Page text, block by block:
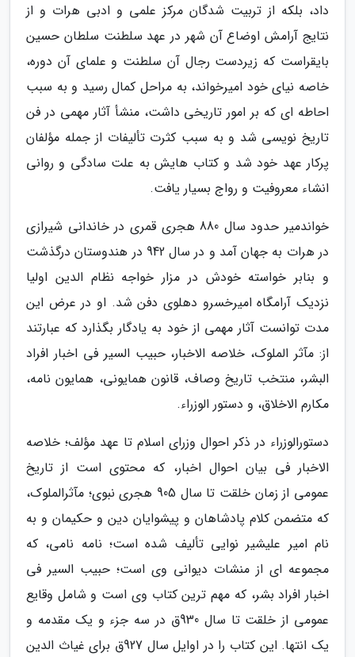
داد، بلکه از تربیت شدگان مرکز علمی و ادبی هرات و از
نتایج آرامش اوضاع آن شهر در عهد سلطنت سلطان حسین
بایقراست که زیردست رجال آن سلطنت و علمای آن دوره،
خاصه نیای خود امیرخواند، به مراحل کمال رسید و به سبب
احاطه ای که بر امور تاریخی داشت، منشأ آثار مهمی در فن
تاریخ نویسی شد و به سبب کثرت تألیفات از جمله مؤلفان
پرکار عهد خود شد و کتاب هایش به علت سادگی و روانی
انشاء معروفیت و رواج بسیار یافت.
خواندمیر حدود سال 880 هجری قمری در خاندانی شیرازی
در هرات به جهان آمد و در سال 942 در هندوستان درگذشت
و بنابر خواسته خودش در مزار خواجه نظام الدین اولیا
نزدیک آرامگاه امیرخسرو دهلوی دفن شد. او در عرض این
مدت توانست آثار مهمی از خود به یادگار بگذارد که عبارتند
از: مآثر الملوک، خلاصه الاخبار، حبیب السیر فی اخبار افراد
البشر، منتخب تاریخ وصاف، قانون همایونی، همایون نامه،
مکارم الاخلاق، و دستور الوزراء.
دستورالوزراء در ذکر احوال وزرای اسلام تا عهد مؤلف؛ خلاصه
الاخبار فی بیان احوال اخبار، که محتوی است از تاریخ
عمومی از زمان خلقت تا سال 905 هجری نبوی؛ مآثرالملوک،
که متضمن کلام پادشاهان و پیشوایان دین و حکیمان و به
نام امیر علیشیر نوایی تألیف شده است؛ نامه نامی، که
مجموعه ای از منشات دیوانی وی است؛ حبیب السیر فی
اخبار افراد بشر، که مهم ترین کتاب وی است و شامل وقایع
عمومی از خلقت تا سال 930ق در سه جزء و یک مقدمه و
یک انتها. این کتاب را در اوایل سال 927ق برای غیاث الدین